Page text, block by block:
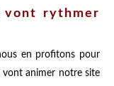
vont rythmer
en profitons pour
vont animer notre site